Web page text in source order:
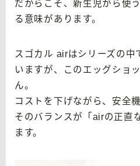
だからこそ、新生児から使
る意味があります。
スゴカル airはシリーズの中
いますが、このエッグショ
ん。
コストを下げながら、安全
そのバランスが「airの正直
ます。